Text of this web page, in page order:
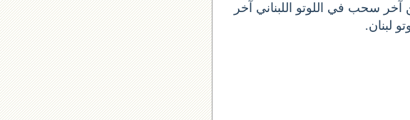
سحب في اللوتو اللبناني آخر
لبنان.